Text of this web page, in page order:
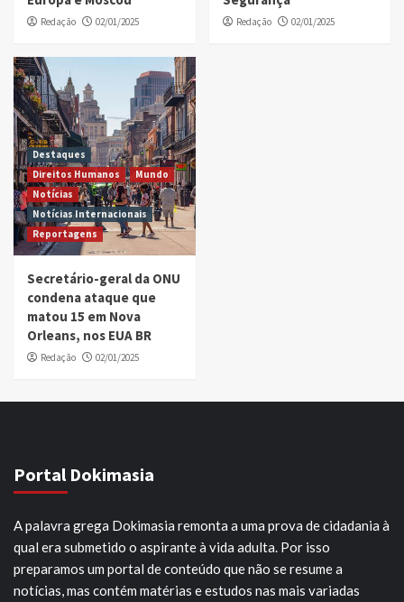
Redação 02/01/2025 Redação 02/01/2025
Destaques
Direitos Humanos
Mundo
Notícias
Notícias Internacionais
Reportagens
Secretário-geral da ONU
condena ataque que
matou 15 em Nova
Orleans, nos EUA BR
Redação 02/01/2025
Portal Dokimasia
A palavra grega Dokimasia remonta a uma prova de cidadania à
qual era submetido o aspirante à vida adulta. Por isso
preparamos um portal de conteúdo que não se resume a
notícias, mas contém matérias e estudos nas mais variadas